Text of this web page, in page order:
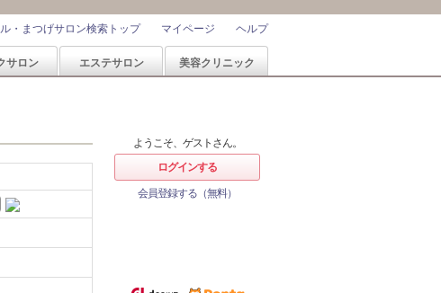
ヘルプ
マイページ
・まつげサロン検索トップ
サロン エステサロン 美容クリニック
ようこそ、ゲストさん。
ログインする
会員登録する（無料）